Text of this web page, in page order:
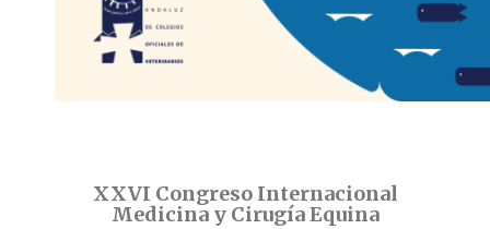
XXVI Congreso Internacional
Medicina y Cirugía Equina